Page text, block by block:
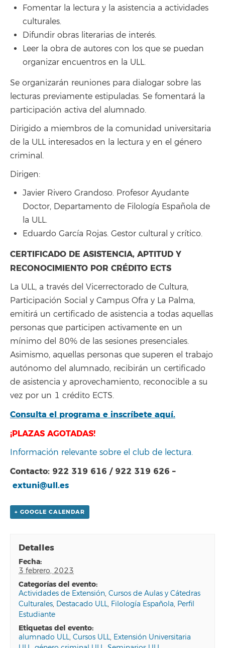
Fomentar la lectura y la asistencia a actividades
culturales.
Difundir obras literarias de interés.
Leer la obra de autores con los que se puedan
organizar encuentros en la ULL.
Se organizarán reuniones para dialogar sobre las
lecturas previamente estipuladas. Se fomentará la
participación activa del alumnado.
Dirigido a miembros de la comunidad universitaria
de la ULL interesados en la lectura y en el género
criminal.
Dirigen:
Javier Rivero Grandoso. Profesor Ayudante
Doctor, Departamento de Filología Española de
la ULL.
Eduardo García Rojas. Gestor cultural y crítico.
CERTIFICADO DE ASISTENCIA, APTITUD Y
RECONOCIMIENTO POR CRÉDITO ECTS
La ULL, a través del Vicerrectorado de Cultura,
Participación Social y Campus Ofra y La Palma,
emitirá un certificado de asistencia a todas aquellas
personas que participen activamente en un
mínimo del 80% de las sesiones presenciales.
Asimismo, aquellas personas que superen el trabajo
autónomo del alumnado, recibirán un certificado
de asistencia y aprovechamiento, reconocible a su
vez por un 1 crédito ECTS.
Consulta el programa e inscríbete aquí.
¡PLAZAS AGOTADAS!
Información relevante sobre el club de lectura.
Contacto: 922 319 616 / 922 319 626 –
extuni@ull.es
+ GOOGLE CALENDAR
Detalles
fecha:
3 febrero, 2023
categorías del evento:
Actividades de Extensión,Cursos de Aulas y Cátedras
Culturales, Destacado ULL, Filología Española, Perfil
Estudiante
etiquetas del evento:
alumnado ULL,Cursos ULL, Extensión Universitaria